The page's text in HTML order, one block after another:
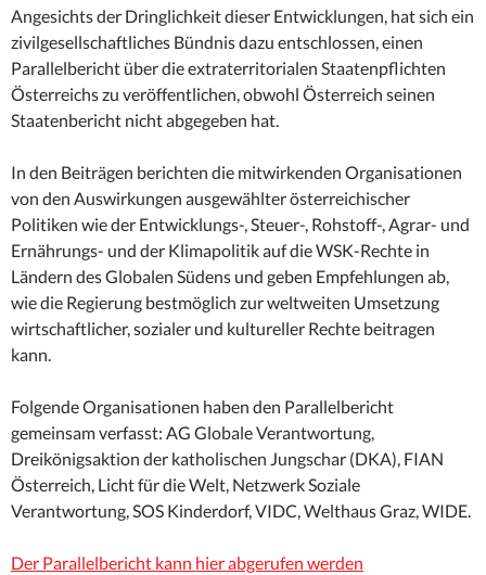
Angesichts der Dringlichkeit dieser Entwicklungen, hat sich ein
zivilgesellschaftliches Bündnis dazu entschlossen, einen
Parallelbericht über die extraterritorialen Staatenpflichten
Österreichs zu veröffentlichen, obwohl Österreich seinen
Staatenbericht nicht abgegeben hat.
In den Beiträgen berichten die mitwirkenden Organisationen
von den Auswirkungen ausgewählter österreichischer
Politiken wie der Entwicklungs-, Steuer-, Rohstoff-, Agrar- und
Ernährungs- und der Klimapolitik auf die WSK-Rechte in
Ländern des Globalen Südens und geben Empfehlungen ab,
wie die Regierung bestmöglich zur weltweiten Umsetzung
wirtschaftlicher, sozialer und kultureller Rechte beitragen
kann.
Folgende Organisationen haben den Parallelbericht
gemeinsam verfasst: AG Globale Verantwortung,
Dreikönigsaktion der katholischen Jungschar (DKA), FIAN
Österreich, Licht für die Welt, Netzwerk Soziale
Verantwortung, SOS Kinderdorf, VIDC, Welthaus Graz, WIDE.
Der Parallelbericht kann hier abgerufen werden